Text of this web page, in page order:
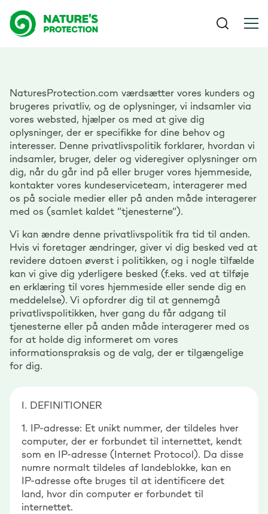
NaturesProtection.com værdsætter vores kunders og
brugeres privatliv, og de oplysninger, vi indsamler via
vores websted, hjælper os med at give dig
oplysninger, der er specifikke for dine behov og
interesser. Denne privatlivspolitik forklarer, hvordan vi
indsamler, bruger, deler og videregiver oplysninger om
dig, når du går ind på eller bruger vores hjemmeside,
kontakter vores kundeserviceteam, interagerer med
os på sociale medier eller på anden måde interagerer
med os (samlet kaldet “tjenesterne”).
Vi kan ændre denne privatlivspolitik fra tid til anden.
Hvis vi foretager ændringer, giver vi dig besked ved at
revidere datoen øverst i politikken, og i nogle tilfælde
kan vi give dig yderligere besked (f.eks. ved at tilføje
en erklæring til vores hjemmeside eller sende dig en
meddelelse). Vi opfordrer dig til at gennemgå
privatlivspolitikken, hver gang du får adgang til
tjenesterne eller på anden måde interagerer med os
for at holde dig informeret om vores
informationspraksis og de valg, der er tilgængelige
for dig.
I. DEFINITIONER
1. IP-adresse: Et unikt nummer, der tildeles hver
computer, der er forbundet til internettet, kendt
som en IP-adresse (Internet Protocol). Da disse
numre normalt tildeles af landeblokke, kan en
IP-adresse ofte bruges til at identificere det
land, hvor din computer er forbundet til
internettet.